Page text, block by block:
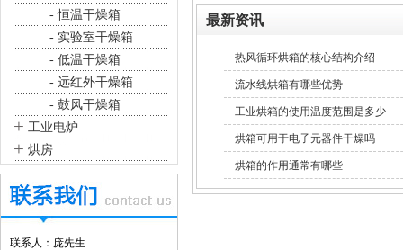
- 恒温干燥箱
- 实验室干燥箱
- 低温干燥箱
- 远红外干燥箱
- 鼓风干燥箱
+ 工业电炉
+ 烘房
联系人：庞先生
最新资讯
热风循环烘箱的核心结构介绍
流水线烘箱有哪些优势
工业烘箱的使用温度范围是多少
烘箱可用于电子元器件干燥吗
烘箱的作用通常有哪些